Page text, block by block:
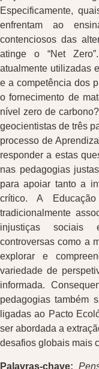
Especificamente,
enfrentam ao
contenciosos das
atinge o “Net
atualmente utilizadas
e a competência dos
o fornecimento de
nível zero de
geocientistas de três
processo de
responder a estas
nas pedagogias
para apoiar tanto a
crítico. A
tradicionalmente
injustiças sociais
controversas como a
explorar e
variedade de
informada.
pedagogias também
ligadas ao Pacto
ser abordada a
desafios globais mais
Palavras-chave: